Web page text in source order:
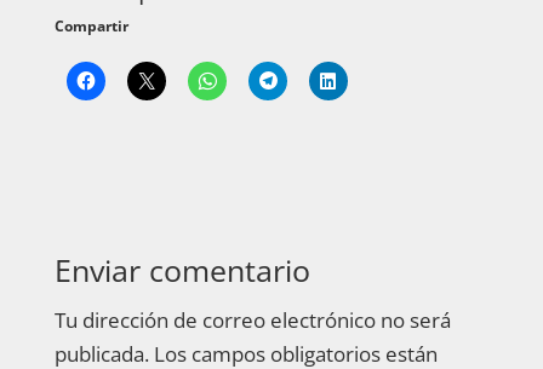
Compartir
Enviar comentario
Tu dirección de correo electrónico no será
publicada. Los campos obligatorios están